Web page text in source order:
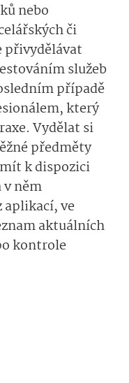
nebo
či
přivydělávat
služeb
případě
který
Vydělat si
předměty
k dispozici
něm
aplikací, ve
aktuálních
kontrole